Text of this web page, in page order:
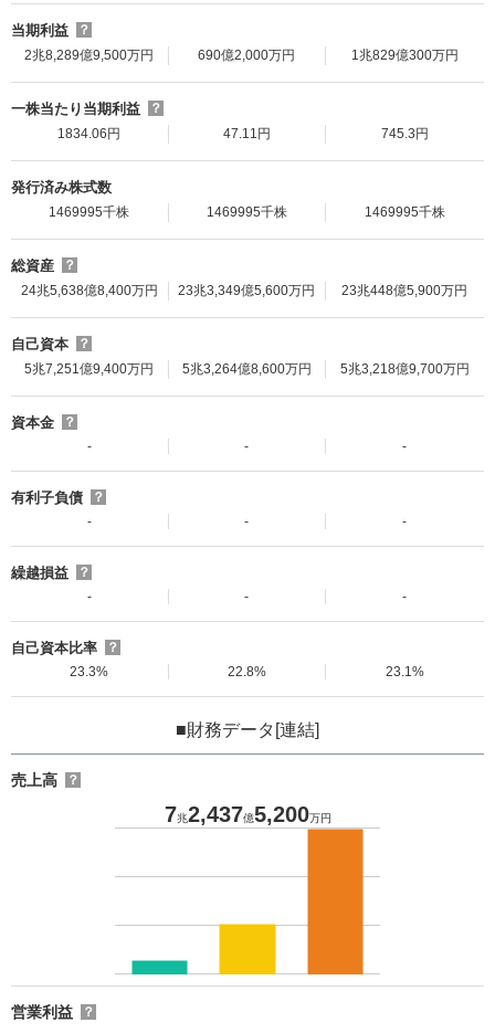
当期利益
？
2兆8,289億9,500万円
690億2,000万円 1兆829億300万円
一株当たり当期利益
？
1834.06円
47.11円 745.3円
発行済み株式数
1469995千株 1469995千株 1469995千株
総資産
？
24兆5,638億8,400万円
23兆3,349億5,600万円 23兆448億5,900万円
自己資本
？
5兆7,251億9,400万円
5兆3,264億8,600万円 5兆3,218億9,700万円
資本金
？
-
- -
有利子負債
？
-
- -
繰越損益
？
-
- -
自己資本比率
？
23.3%
22.8% 23.1%
■財務データ[連結]
売上高 ？
7兆2,437億5,200万円
営業利益 ？